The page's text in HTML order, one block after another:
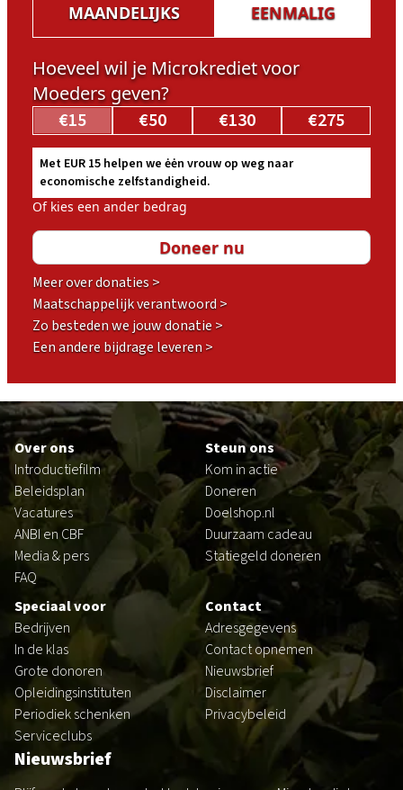
MAANDELIJKS EENMALIG
Hoeveel wil je Microkrediet voor
Moeders geven?
€15 €50 €130 €275
Met EUR 15 helpen we ėėn vrouw op weg naar
economische zelfstandigheid.
Of kies een ander bedrag
Meer over donaties >
Maatschappelijk verantwoord >
Zo besteden we jouw donatie >
Een andere bijdrage leveren >
Footer
Over ons
Introductiefilm
Beleidsplan
Vacatures
ANBI en CBF
Media & pers
FAQ
Steun ons
Kom in actie
Doneren
Doelshop.nl
Duurzaam cadeau
Statiegeld doneren
Speciaal voor
Bedrijven
In de klas
Grote donoren
Opleidingsinstituten
Periodiek schenken
Serviceclubs
Contact
Adresgegevens
Contact opnemen
Nieuwsbrief
Disclaimer
Privacybeleid
Nieuwsbrief